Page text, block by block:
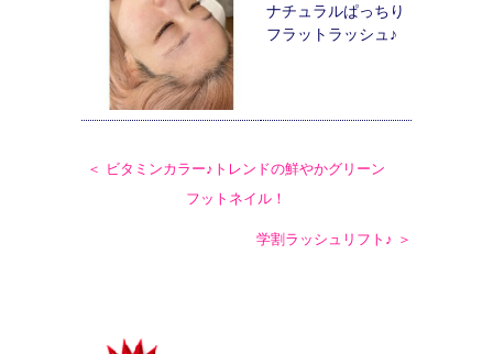
ナチュラルぱっちり
フラットラッシュ♪
＜ ビタミンカラー♪トレンドの鮮やかグリーン
フットネイル！
学割ラッシュリフト♪ ＞